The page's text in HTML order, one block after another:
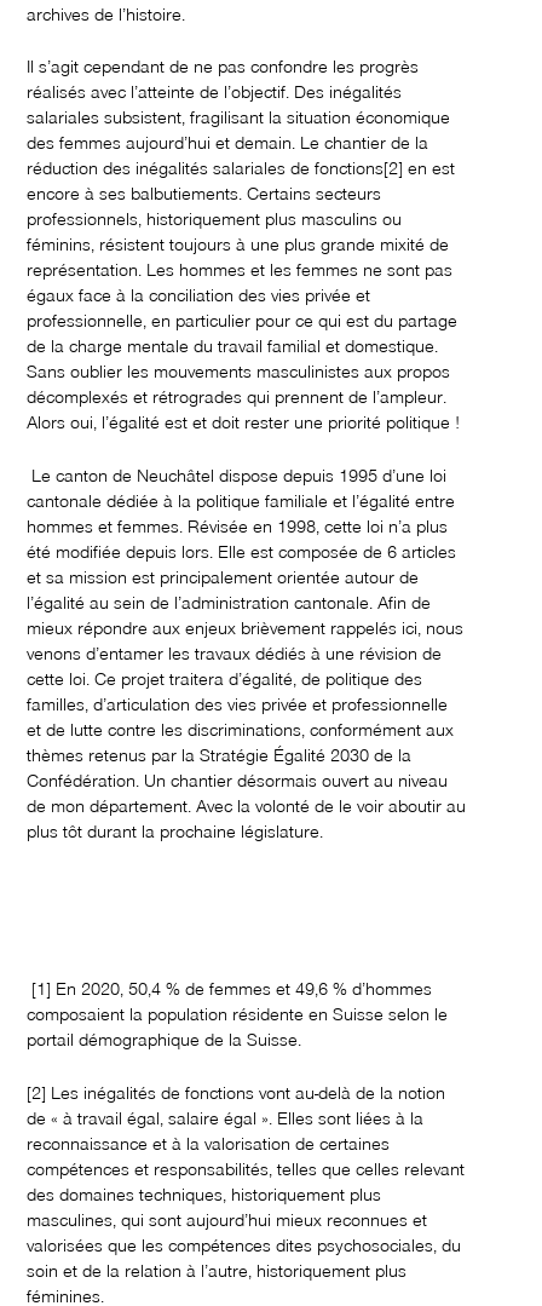
archives de l’histoire.
Il s’agit cependant de ne pas confondre les progrès
réalisés avec l’atteinte de l’objectif. Des inégalités
salariales subsistent, fragilisant la situation économique
des femmes aujourd’hui et demain. Le chantier de la
réduction des inégalités salariales de fonctions[2] en est
encore à ses balbutiements. Certains secteurs
professionnels, historiquement plus masculins ou
féminins, résistent toujours à une plus grande mixité de
représentation. Les hommes et les femmes ne sont pas
égaux face à la conciliation des vies privée et
professionnelle, en particulier pour ce qui est du partage
de la charge mentale du travail familial et domestique.
Sans oublier les mouvements masculinistes aux propos
décomplexés et rétrogrades qui prennent de l’ampleur.
Alors oui, l’égalité est et doit rester une priorité politique !
Le canton de Neuchâtel dispose depuis 1995 d’une loi
cantonale dédiée à la politique familiale et l’égalité entre
hommes et femmes. Révisée en 1998, cette loi n’a plus
été modifiée depuis lors. Elle est composée de 6 articles
et sa mission est principalement orientée autour de
l’égalité au sein de l’administration cantonale. Afin de
mieux répondre aux enjeux brièvement rappelés ici, nous
venons d’entamer les travaux dédiés à une révision de
cette loi. Ce projet traitera d’égalité, de politique des
familles, d’articulation des vies privée et professionnelle
et de lutte contre les discriminations, conformément aux
thèmes retenus par la Stratégie Égalité 2030 de la
Confédération. Un chantier désormais ouvert au niveau
de mon département. Avec la volonté de le voir aboutir au
plus tôt durant la prochaine législature.
[1] En 2020, 50,4 % de femmes et 49,6 % d’hommes
composaient la population résidente en Suisse selon le
portail démographique de la Suisse.
[2] Les inégalités de fonctions vont au-delà de la notion
de « à travail égal, salaire égal ». Elles sont liées à la
reconnaissance et à la valorisation de certaines
compétences et responsabilités, telles que celles relevant
des domaines techniques, historiquement plus
masculines, qui sont aujourd’hui mieux reconnues et
valorisées que les compétences dites psychosociales, du
soin et de la relation à l’autre, historiquement plus
féminines.